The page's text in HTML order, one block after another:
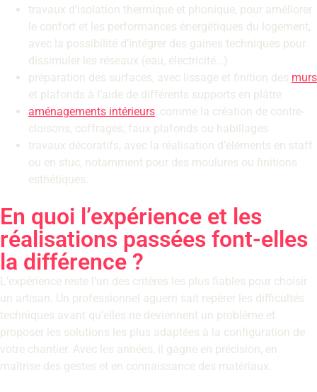
travaux d’isolation thermique et phonique, pour améliorer
le confort et les performances énergétiques du logement,
avec la possibilité d’intégrer des gaines techniques pour
dissimuler les réseaux (eau, électricité…)
préparation des surfaces, avec lissage et finition des murs
et plafonds à l’aide de différents supports en plâtre
aménagements intérieurs, comme la création de contre-
cloisons, coffrages, faux plafonds ou habillages
travaux décoratifs, avec la réalisation d’éléments en staff
ou en stuc, notamment pour des moulures ou finitions
esthétiques.
En quoi l’expérience et les
réalisations passées font-elles
la différence ?
L’expérience reste l’un des critères les plus fiables pour choisir
un artisan. Un professionnel aguerri sait repérer les difficultés
techniques avant qu’elles ne deviennent un problème et
proposer les solutions les plus adaptées à la configuration de
votre chantier. Avec les années, il gagne en précision, en
maîtrise des gestes et en connaissance des matériaux.